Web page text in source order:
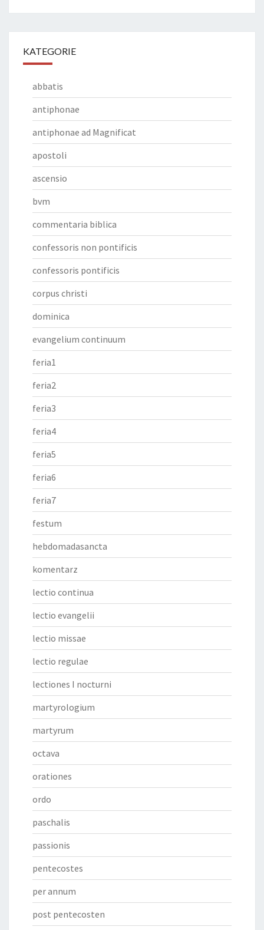
KATEGORIE
abbatis
antiphonae
antiphonae ad Magnificat
apostoli
ascensio
bvm
commentaria biblica
confessoris non pontificis
confessoris pontificis
corpus christi
dominica
evangelium continuum
feria1
feria2
feria3
feria4
feria5
feria6
feria7
festum
hebdomadasancta
komentarz
lectio continua
lectio evangelii
lectio missae
lectio regulae
lectiones I nocturni
martyrologium
martyrum
octava
orationes
ordo
paschalis
passionis
pentecostes
per annum
post pentecosten